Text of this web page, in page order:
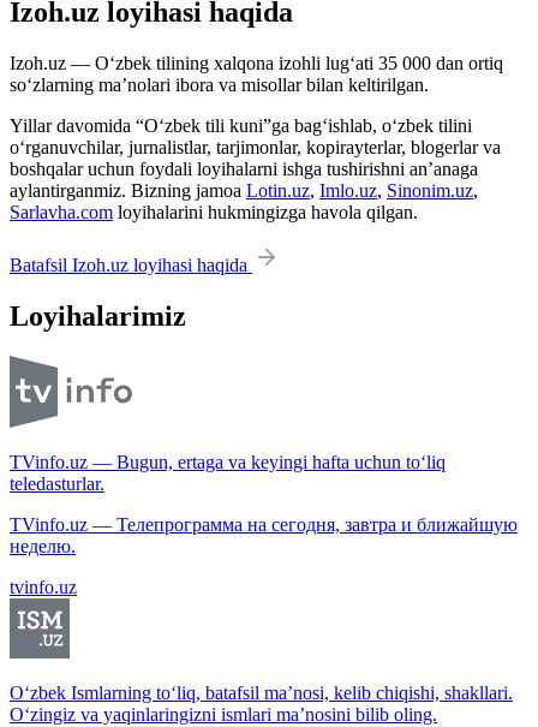
Izoh.uz loyihasi haqida
Izoh.uz — O‘zbek tilining xalqona izohli lug‘ati 35 000 dan ortiq
so‘zlarning ma’nolari ibora va misollar bilan keltirilgan.
Yillar davomida “O‘zbek tili kuni”ga bag‘ishlab, o‘zbek tilini
o‘rganuvchilar, jurnalistlar, tarjimonlar, kopirayterlar, blogerlar va
boshqalar uchun foydali loyihalarni ishga tushirishni an’anaga
aylantirganmiz. Bizning jamoa Lotin.uz, Imlo.uz, Sinonim.uz,
Sarlavha.com loyihalarini hukmingizga havola qilgan.
Batafsil Izoh.uz loyihasi haqida
Loyihalarimiz
TVinfo.uz — Bugun, ertaga va keyingi hafta uchun to‘liq
teledasturlar.
TVinfo.uz — Телепрограмма на сегодня, завтра и ближайшую
неделю.
tvinfo.uz
O‘zbek Ismlarning to‘liq, batafsil ma’nosi, kelib chiqishi, shakllari.
O‘zingiz va yaqinlaringizni ismlari ma’nosini bilib oling.